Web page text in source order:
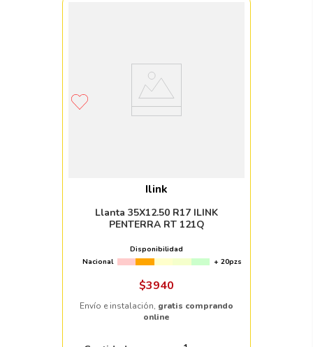
Ilink
Llanta 35X12.50 R17 ILINK
PENTERRA RT 121Q
Disponibilidad
Nacional
+ 20pzs
$3940
Envío e instalación, gratis comprando
online